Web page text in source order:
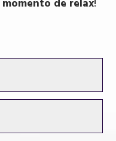
momento de relax!